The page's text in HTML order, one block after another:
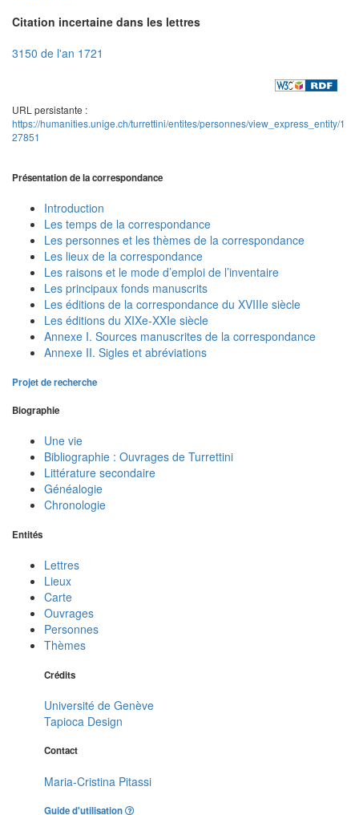
Citation incertaine dans les lettres
3150 de l'an 1721
URL persistante :
https://humanities.unige.ch/turrettini/entites/personnes/view_express_entity/1
27851
Présentation de la correspondance
Introduction
Les temps de la correspondance
Les personnes et les thèmes de la correspondance
Les lieux de la correspondance
Les raisons et le mode d’emploi de l’inventaire
Les principaux fonds manuscrits
Les éditions de la correspondance du XVIIIe siècle
Les éditions du XIXe-XXIe siècle
Annexe I. Sources manuscrites de la correspondance
Annexe II. Sigles et abréviations
Projet de recherche
Biographie
Une vie
Bibliographie : Ouvrages de Turrettini
Littérature secondaire
Généalogie
Chronologie
Entités
Lettres
Lieux
Carte
Ouvrages
Personnes
Thèmes
Crédits
Université de Genève
Tapioca Design
Contact
Maria-Cristina Pitassi
Guide d'utilisation